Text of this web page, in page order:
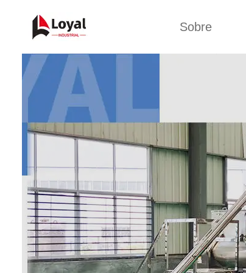
Sobre
Socios
Organizaciones
Culturas de la
empresa
Sobre nosotros